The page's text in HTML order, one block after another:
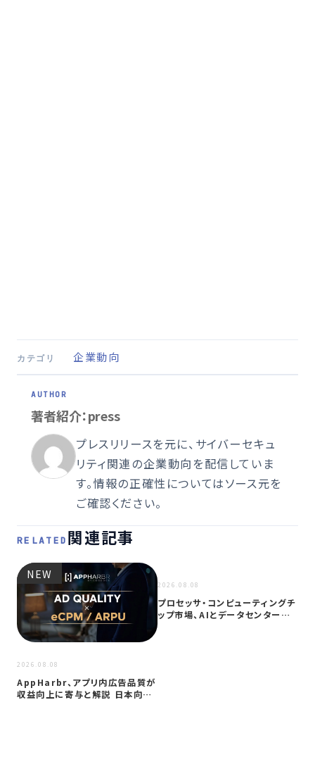
カテゴリ 企業動向
著者紹介：press
プレスリリースを元に、サイバーセキュ
リティ関連の企業動向を配信していま
す。情報の正確性についてはソース元を
ご確認ください。
RELATED 関連記事
NEW
2026.08.08
AppHarbr、アプリ内広告品質が
収益向上に寄与と解説 日本向け
2026.08.08
プロセッサ・コンピューティングチ
ップ市場、AIとデータセンター需